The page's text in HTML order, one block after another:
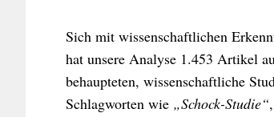
Sich mit wissenschaftlichen
hat unsere Analyse 1.453 Artikel
behaupteten, wissenschaftliche
Schlagworten wie „Schock-Studie“,